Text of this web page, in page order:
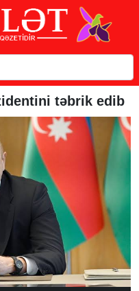
təbrik edib